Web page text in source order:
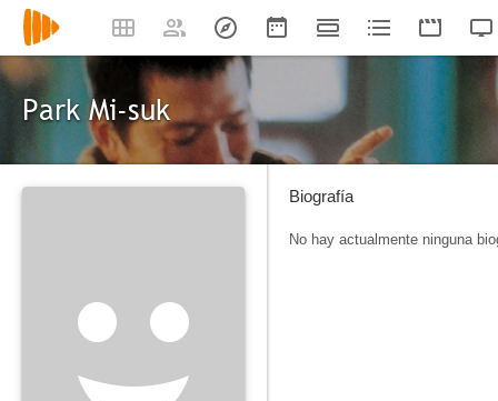
Park Mi-suk
Biografía
No hay actualmente ninguna